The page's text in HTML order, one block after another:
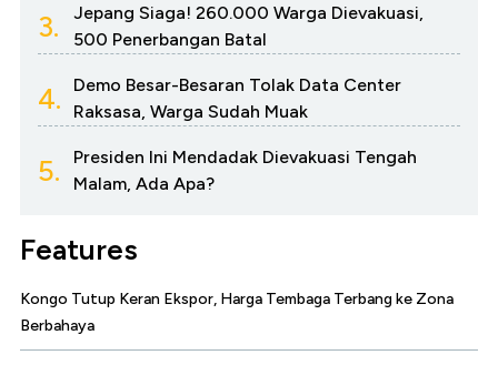
3.
Jepang Siaga! 260.000 Warga Dievakuasi,
500 Penerbangan Batal
4.
Demo Besar-Besaran Tolak Data Center
Raksasa, Warga Sudah Muak
5.
Presiden Ini Mendadak Dievakuasi Tengah
Malam, Ada Apa?
Features
Kongo Tutup Keran Ekspor, Harga Tembaga Terbang ke Zona
Berbahaya